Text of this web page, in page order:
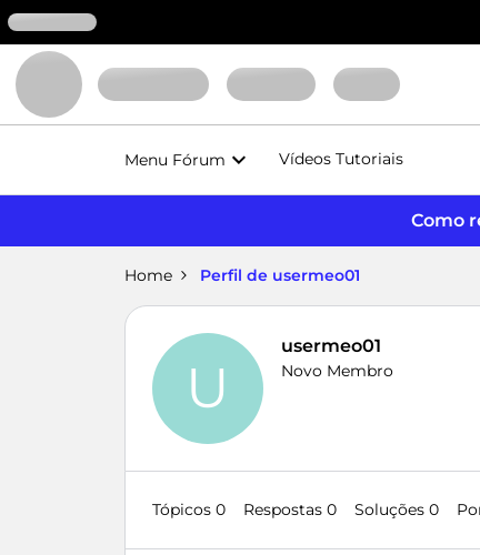
Menu Fórum Vídeos Tutoriais
Como
Home Perfil de usermeo01
U
usermeo01
Novo Membro
Tópicos 0 Respostas 0 Soluções 0